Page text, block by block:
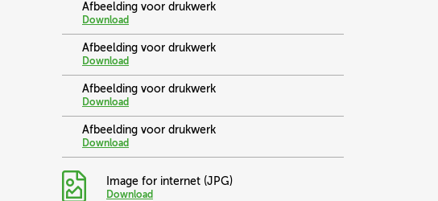
Afbeelding voor drukwerk
Download
Afbeelding voor drukwerk
Download
Afbeelding voor drukwerk
Download
Afbeelding voor drukwerk
Download
Image for internet (JPG)
Download